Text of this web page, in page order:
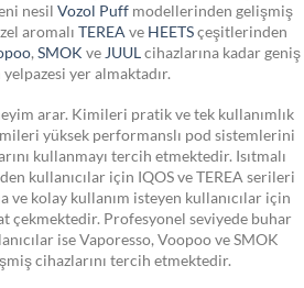
nesil Vozol Puff modellerinden gelişmiş
aromalı TEREA ve HEETSçeşitlerinden
SMOK ve JUUL cihazlarına kadar geniş
yer almaktadır.
arar. Kimileri pratik ve tek kullanımlık
yüksek performanslı pod sistemlerini
kullanmayı tercih etmektedir. Isıtmalı
kullanıcılar için IQOS ve TEREA serileri
ve kolay kullanım isteyen kullanıcılar için
çekmektedir. Profesyonel seviyede buhar
ise Vaporesso, Voopoo ve SMOK
cihazlarını tercih etmektedir.